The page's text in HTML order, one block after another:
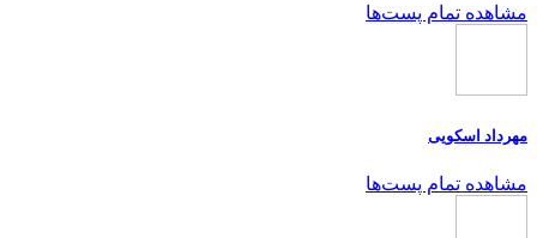
مشاهده تمام پست‌ها
مهرداد اسکویی
مشاهده تمام پست‌ها